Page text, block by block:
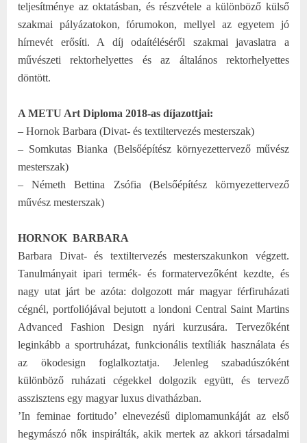
teljesítménye az oktatásban, és részvétele a különböző külső
szakmai pályázatokon, fórumokon, mellyel az egyetem jó
hírnevét erősíti. A díj odaítéléséről szakmai javaslatra a
művészeti rektorhelyettes és az általános rektorhelyettes
döntött.
A METU Art Diploma 2018-as díjazottjai:
– Hornok Barbara (Divat- és textiltervezés mesterszak)
– Somkutas Bianka (Belsőépítész környezettervező művész
mesterszak)
– Németh Bettina Zsófia (Belsőépítész környezettervező
művész mesterszak)
HORNOK BARBARA
Barbara Divat- és textiltervezés mesterszakunkon végzett.
Tanulmányait ipari termék- és formatervezőként kezdte, és
nagy utat járt be azóta: dolgozott már magyar férfiruházati
cégnél, portfoliójával bejutott a londoni Central Saint Martins
Advanced Fashion Design nyári kurzusára. Tervezőként
leginkább a sportruházat, funkcionális textíliák használata és
az ökodesign foglalkoztatja. Jelenleg szabadúszóként
különböző ruházati cégekkel dolgozik együtt, és tervező
asszisztens egy magyar luxus divatházban.
’In feminae fortitudo’ elnevezésű diplomamunkáját az első
hegymászó nők inspirálták, akik mertek az akkori társadalmi